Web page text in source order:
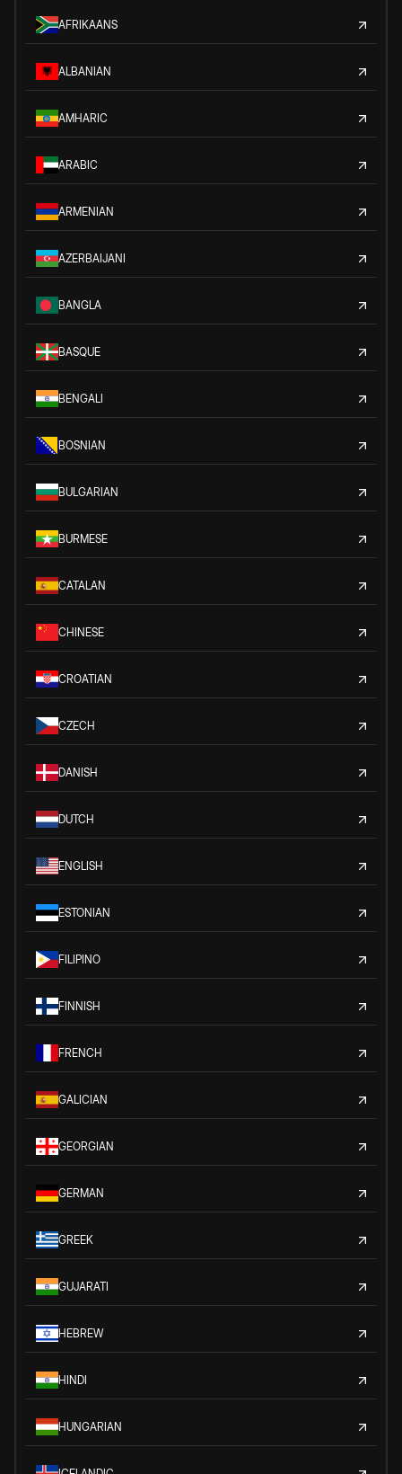
AFRIKAANS
ALBANIAN
AMHARIC
ARABIC
ARMENIAN
AZERBAIJANI
BANGLA
BASQUE
BENGALI
BOSNIAN
BULGARIAN
BURMESE
CATALAN
CHINESE
CROATIAN
CZECH
DANISH
DUTCH
ENGLISH
ESTONIAN
FILIPINO
FINNISH
FRENCH
GALICIAN
GEORGIAN
GERMAN
GREEK
GUJARATI
HEBREW
HINDI
HUNGARIAN